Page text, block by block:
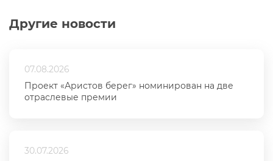
Другие новости
07.08.2026
Проект «Аристов берег» номинирован на две
отраслевые премии
30.07.2026